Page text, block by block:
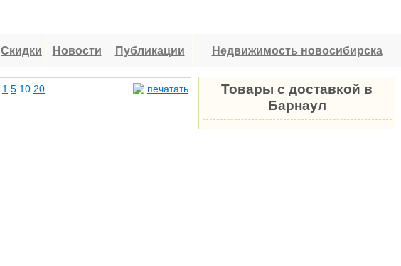
Скидки Новости Публикации Недвижимость новосибирска
1 5 10 20 печатать
Товары с доставкой в
Барнаул